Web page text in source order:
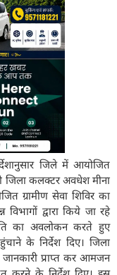
जिले में आयोजित
जिला कलक्टर अवधेश मीना
ग्रामीण सेवा शिविर का
विभागों द्वारा किये जा रहे
का अवलोकन करते हुए
के निर्देश दिए। जिला
जानकारी प्राप्त कर आमजन